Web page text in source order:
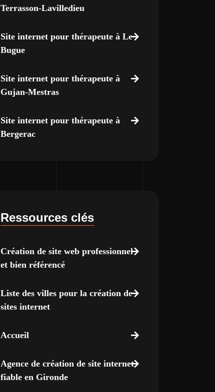
Terrasson-Lavilledieu
Site internet pour thérapeute à Le
Bugue
Site internet pour thérapeute à
Gujan-Mestras
Site internet pour thérapeute à
Bergerac
Ressources clés
Création de site web professionnel
et bien référencé
Liste des villes pour la création de
sites internet
Accueil
Agence de création de site internet
fiable en Gironde